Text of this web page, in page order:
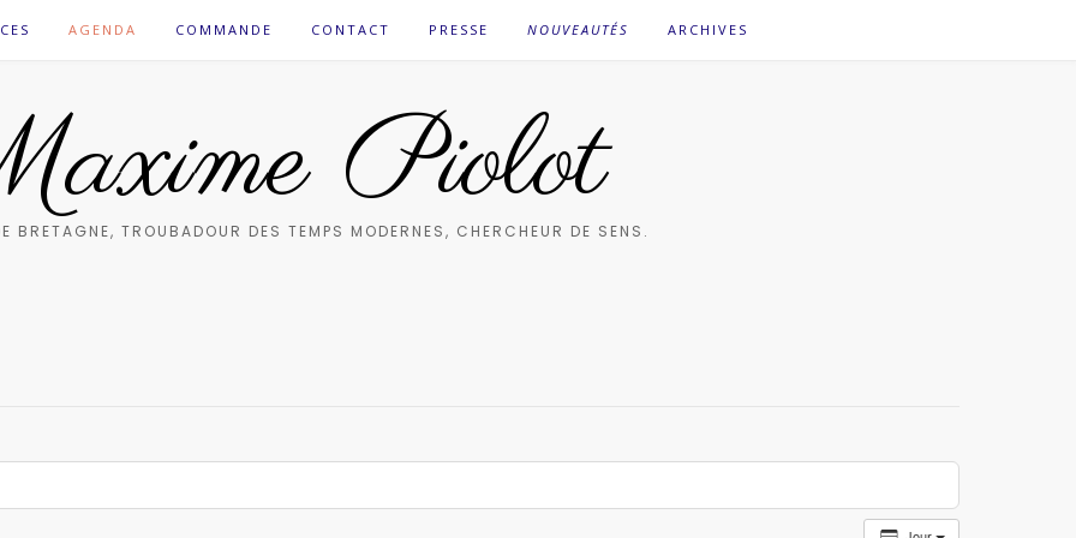
AGENDA COMMANDE CONTACT PRESSE NOUVEAUTÉS ARCHIVES
Piolot
BRETAGNE, TROUBADOUR DES TEMPS MODERNES, CHERCHEUR DE SENS.